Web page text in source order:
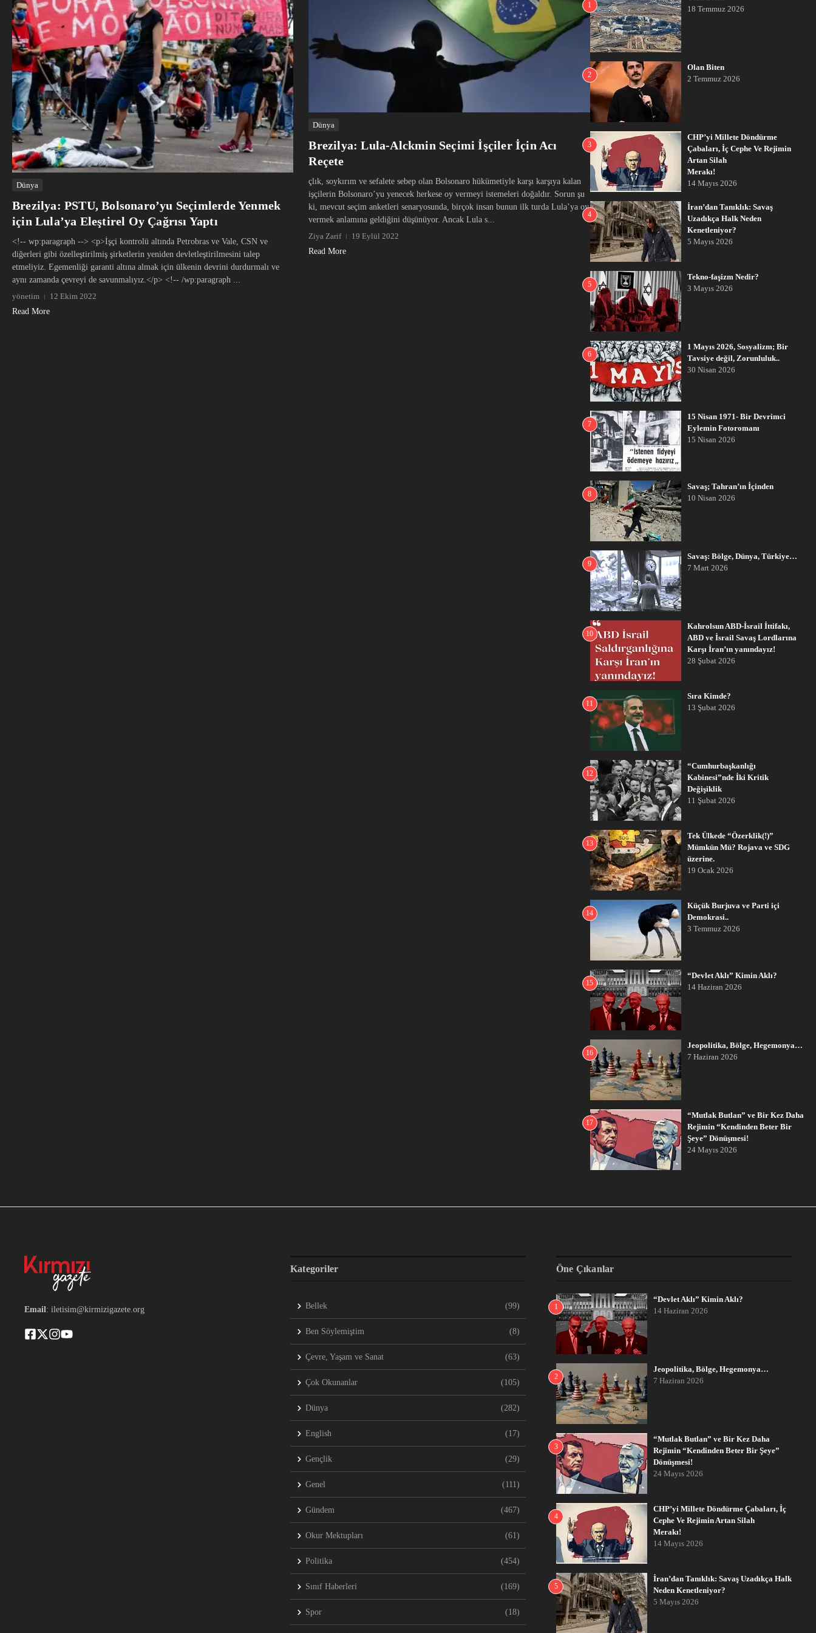
Dünya
Brezilya: PSTU, Bolsonaro’yu Seçimlerde Yenmek
için Lula’ya Eleştirel Oy Çağrısı Yaptı
<!-- wp:paragraph --> <p>İşçi kontrolü altında Petrobras ve Vale, CSN ve
diğerleri gibi özelleştirilmiş şirketlerin yeniden devletleştirilmesini talep
etmeliyiz. Egemenliği garanti altına almak için ülkenin devrini durdurmalı ve
aynı zamanda çevreyi de savunmalıyız.</p> <!-- /wp:paragraph ...
yönetim
12 Ekim 2022
Read More
Dünya
Brezilya: Lula-Alckmin Seçimi İşçiler İçin Acı
Reçete
çlık, soykırım ve sefalete sebep olan Bolsonaro hükümetiyle karşı karşıya kalan
işçilerin Bolsonaro’yu yenecek herkese oy vermeyi istemeleri doğaldır. Sorun şu
ki, mevcut seçim anketleri senaryosunda, birçok insan bunun ilk turda Lula’ya oy
vermek anlamına geldiğini düşünüyor. Ancak Lula s...
Ziya Zarif
19 Eylül 2022
Read More
1
18 Temmuz 2026
2
Olan Biten
2 Temmuz 2026
3
CHP’yi Millete Döndürme
Çabaları, İç Cephe Ve Rejimin
Artan Silah
Merakı!
14 Mayıs 2026
4
İran’dan Tanıklık: Savaş
Uzadıkça Halk Neden
Kenetleniyor?
5 Mayıs 2026
5
Tekno-faşizm Nedir?
3 Mayıs 2026
6
1 Mayıs 2026, Sosyalizm; Bir
Tavsiye değil, Zorunluluk..
30 Nisan 2026
7
15 Nisan 1971- Bir Devrimci
Eylemin Fotoromanı
15 Nisan 2026
8
Savaş; Tahran’ın İçinden
10 Nisan 2026
9
Savaş: Bölge, Dünya, Türkiye…
7 Mart 2026
10
Kahrolsun ABD-İsrail İttifakı,
ABD ve İsrail Savaş Lordlarına
Karşı İran’ın yanındayız!
28 Şubat 2026
11
Sıra Kimde?
13 Şubat 2026
12
“Cumhurbaşkanlığı
Kabinesi”nde İki Kritik
Değişiklik
11 Şubat 2026
13
Tek Ülkede “Özerklik(!)”
Mümkün Mü? Rojava ve SDG
üzerine.
19 Ocak 2026
14
Küçük Burjuva ve Parti içi
Demokrasi..
3 Temmuz 2026
15
“Devlet Aklı” Kimin Aklı?
14 Haziran 2026
16
Jeopolitika, Bölge, Hegemonya…
7 Haziran 2026
17
“Mutlak Butlan” ve Bir Kez Daha
Rejimin “Kendinden Beter Bir
Şeye” Dönüşmesi!
24 Mayıs 2026
Email: iletisim@kirmizigazete.org
Kategoriler
Bellek (99)
Ben Söylemiştim (8)
Çevre, Yaşam ve Sanat (63)
Çok Okunanlar (105)
Dünya (282)
English (17)
Gençlik (29)
Genel (111)
Gündem (467)
Okur Mektupları (61)
Politika (454)
Sınıf Haberleri (169)
Spor (18)
Öne Çıkanlar
1
“Devlet Aklı” Kimin Aklı?
14 Haziran 2026
2
Jeopolitika, Bölge, Hegemonya…
7 Haziran 2026
3
“Mutlak Butlan” ve Bir Kez Daha
Rejimin “Kendinden Beter Bir Şeye”
Dönüşmesi!
24 Mayıs 2026
4
CHP’yi Millete Döndürme Çabaları, İç
Cephe Ve Rejimin Artan Silah
Merakı!
14 Mayıs 2026
5
İran’dan Tanıklık: Savaş Uzadıkça Halk
Neden Kenetleniyor?
5 Mayıs 2026